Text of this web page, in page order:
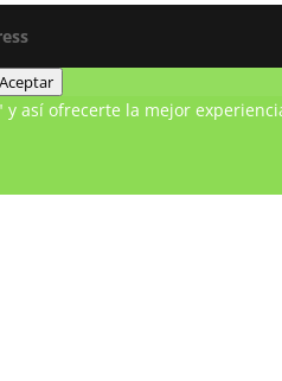
Aceptar
así ofrecerte la mejor